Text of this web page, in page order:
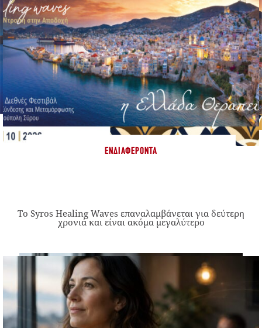
ΕΝΔΙΑΦΈΡΟΝΤΑ
Το Syros Healing Waves επαναλαμβάνεται για δεύτερη
χρονιά και είναι ακόμα μεγαλύτερο